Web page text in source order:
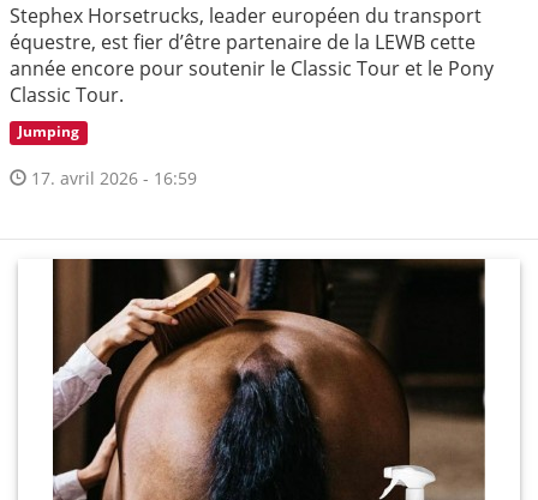
Stephex Horsetrucks, leader européen du transport
équestre, est fier d’être partenaire de la LEWB cette
année encore pour soutenir le Classic Tour et le Pony
Classic Tour.
Jumping
17. avril 2026 - 16:59